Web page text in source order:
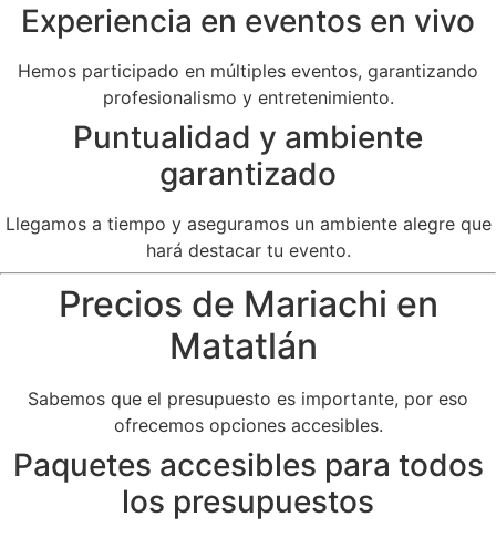
Experiencia en eventos en vivo
Hemos participado en múltiples eventos, garantizando
profesionalismo y entretenimiento.
Puntualidad y ambiente
garantizado
Llegamos a tiempo y aseguramos un ambiente alegre que
hará destacar tu evento.
Precios de Mariachi en
Matatlán
Sabemos que el presupuesto es importante, por eso
ofrecemos opciones accesibles.
Paquetes accesibles para todos
los presupuestos